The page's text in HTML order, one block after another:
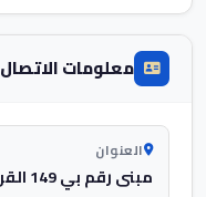
معلومات الاتصال
العنوان
مبنى رقم بي 149 القرية الذكية